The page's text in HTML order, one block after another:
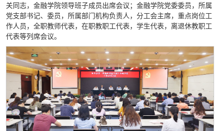
关同志，金融学院领导班子成员出席会议；金融学院党委委员，所属
党支部书记、委员，所属部门机构负责人，分工会主席，重点岗位工
作人员，全职教师代表，在职教职工代表，学生代表，离退休教职工
代表等列席会议。